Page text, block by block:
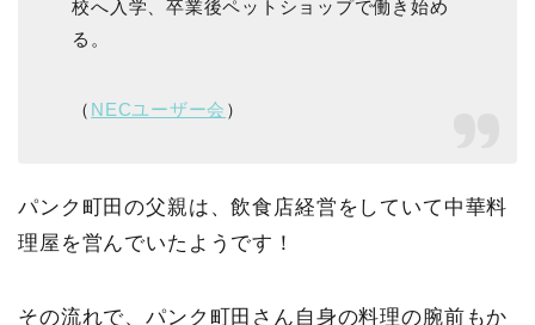
校へ入学、卒業後ペットショップで働き始め
る。
（ NECユーザー会 ）
パンク町田の父親は、飲食店経営をしていて中華料
理屋を営んでいたようです！
その流れで、パンク町田さん自身の料理の腕前もか